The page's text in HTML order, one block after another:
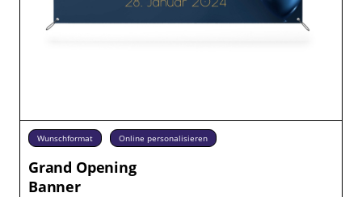
Wunschformat Online personalisieren
Grand Opening
Banner